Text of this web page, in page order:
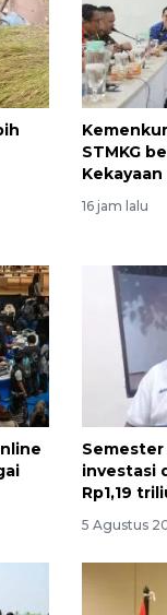
STMKG
16 jam lalu
Semester
investasi
Rp1,19
5 Agustus